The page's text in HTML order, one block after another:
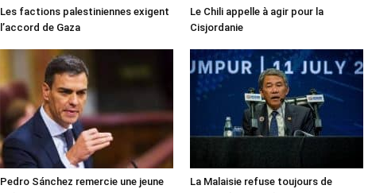
Les factions palestiniennes exigent
l’accord de Gaza
Le Chili appelle à agir pour la
Cisjordanie
Pedro Sánchez remercie une jeune
La Malaisie refuse toujours de